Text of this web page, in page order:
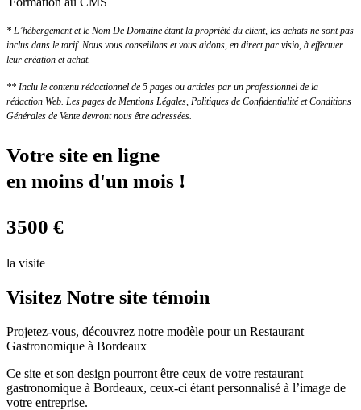
* L’hébergement et le Nom De Domaine étant la propriété du client, les achats ne sont pas
inclus dans le tarif. Nous vous conseillons et vous aidons, en direct par visio, à effectuer
leur création et achat.
** Inclu le contenu rédactionnel de 5 pages ou articles par un professionnel de la
rédaction Web. Les pages de Mentions Légales, Politiques de Confidentialité et Conditions
Générales de Vente devront nous être adressées.
Votre site en ligne
en moins d'un mois !
3500 €
la visite
Visitez Notre site témoin
Projetez-vous, découvrez notre modèle pour un Restaurant
Gastronomique à Bordeaux
Ce site et son design pourront être ceux de votre restaurant
gastronomique à Bordeaux, ceux-ci étant personnalisé à l’image de
votre entreprise.